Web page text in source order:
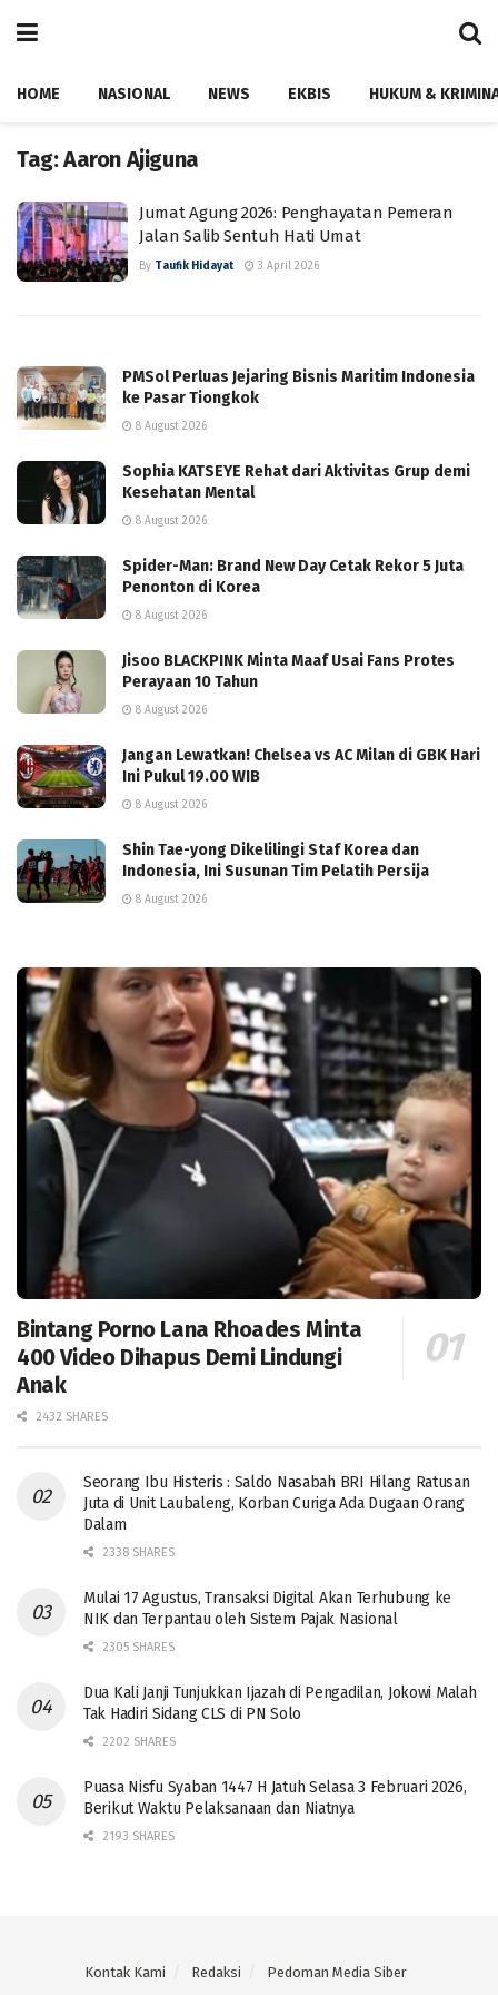
HOME NASIONAL NEWS EKBIS HUKUM &
Tag:Aaron Ajiguna
Jumat Agung 2026: Penghayatan Pemeran
Jalan Salib Sentuh Hati Umat
By Taufik Hidayat 3 April 2026
PMSol Perluas Jejaring Bisnis Maritim Indonesia
ke Pasar Tiongkok
8 August 2026
Sophia KATSEYE Rehat dari Aktivitas Grup demi
Kesehatan Mental
8 August 2026
Spider-Man: Brand New Day Cetak Rekor 5 Juta
Penonton di Korea
8 August 2026
Jisoo BLACKPINK Minta Maaf Usai Fans Protes
Perayaan 10 Tahun
8 August 2026
Jangan Lewatkan! Chelsea vs AC Milan di GBK Hari
Ini Pukul 19.00 WIB
8 August 2026
Shin Tae-yong Dikelilingi Staf Korea dan
Indonesia, Ini Susunan Tim Pelatih Persija
8 August 2026
Bintang Porno Lana Rhoades Minta
400 Video Dihapus Demi Lindungi
Anak
2432 SHARES
Seorang Ibu Histeris : Saldo Nasabah BRI Hilang Ratusan
Juta di Unit Laubaleng, Korban Curiga Ada Dugaan Orang
Dalam
2338 SHARES
Mulai 17 Agustus, Transaksi Digital Akan Terhubung ke
NIK dan Terpantau oleh Sistem Pajak Nasional
2305 SHARES
Dua Kali Janji Tunjukkan Ijazah di Pengadilan, Jokowi Malah
Tak Hadiri Sidang CLS di PN Solo
2202 SHARES
Puasa Nisfu Syaban 1447 H Jatuh Selasa 3 Februari 2026,
Berikut Waktu Pelaksanaan dan Niatnya
2193 SHARES
Kontak Kami Redaksi Pedoman Media Siber